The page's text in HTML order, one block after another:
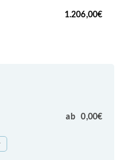
1.206,00€
ab0,00€